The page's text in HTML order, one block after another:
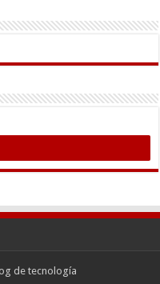
de tecnología